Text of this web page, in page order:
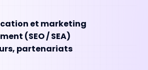
et marketing
(SEO / SEA)
partenariats